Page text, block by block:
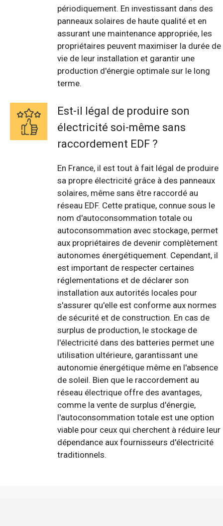
périodiquement. En investissant dans des
panneaux solaires de haute qualité et en
assurant une maintenance appropriée, les
propriétaires peuvent maximiser la durée de
vie de leur installation et garantir une
production d'énergie optimale sur le long
terme.
Est-il légal de produire son
électricité soi-même sans
raccordement EDF ?
En France, il est tout à fait légal de produire
sa propre électricité grâce à des panneaux
solaires, même sans être raccordé au
réseau EDF. Cette pratique, connue sous le
nom d'autoconsommation totale ou
autoconsommation avec stockage, permet
aux propriétaires de devenir complètement
autonomes énergétiquement. Cependant, il
est important de respecter certaines
réglementations et de déclarer son
installation aux autorités locales pour
s'assurer qu'elle est conforme aux normes
de sécurité et de construction. En cas de
surplus de production, le stockage de
l'électricité dans des batteries permet une
utilisation ultérieure, garantissant une
autonomie énergétique même en l'absence
de soleil. Bien que le raccordement au
réseau électrique offre des avantages,
comme la vente de surplus d'énergie,
l'autoconsommation totale est une option
viable pour ceux qui cherchent à réduire leur
dépendance aux fournisseurs d'électricité
traditionnels.